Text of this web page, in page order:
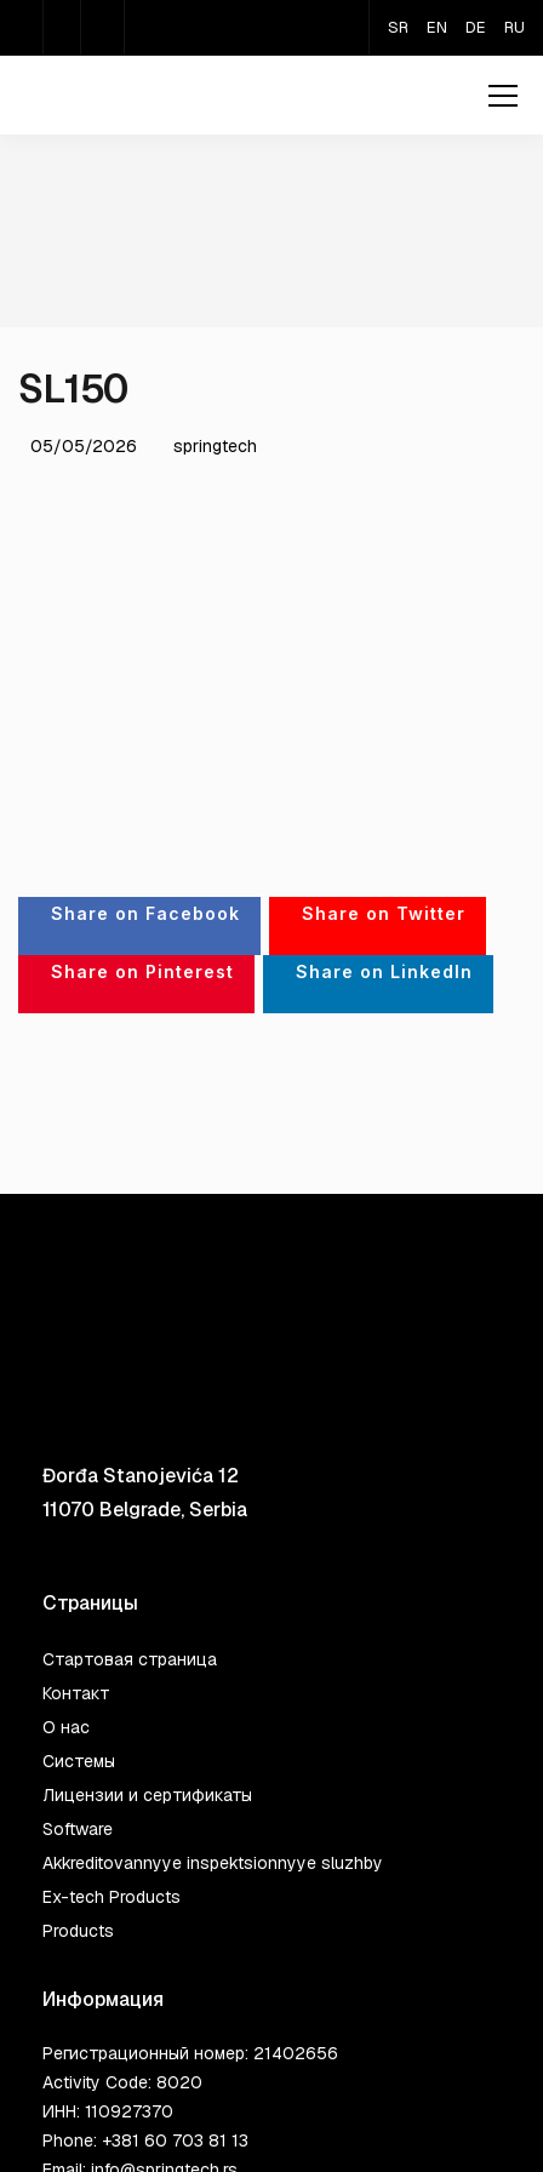
SR EN DE RU
SL150
05/05/2026 springtech
Share on Facebook Share on Twitter
Share on Pinterest Share on LinkedIn
Đorđa Stanojevića 12
11070 Belgrade, Serbia
Страницы
Стартовая страница
Контакт
О нас
Системы
Лицензии и сертификаты
Software
Akkreditovannyye inspektsionnyye sluzhby
Ex-tech Products
Products
Информация
Регистрационный номер: 21402656
Activity Code: 8020
ИНН: 110927370
Phone: +381 60 703 81 13